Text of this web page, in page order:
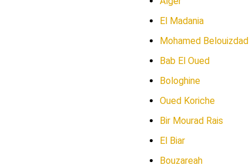
El Madania
Mohamed Belouizdad
Bab El Oued
Bologhine
Oued Koriche
Bir Mourad Rais
El Biar
Bouzareah